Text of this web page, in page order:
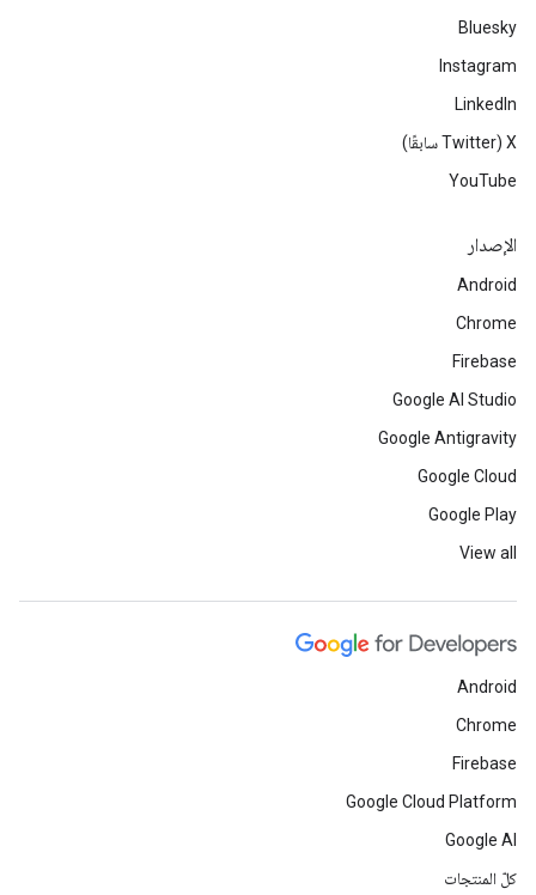
Bluesky
Instagram
LinkedIn
‫X ‏(Twitter سابقًا)
YouTube
الإصدار
Android
Chrome
Firebase
Google AI Studio
Google Antigravity
Google Cloud
Google Play
View all
Android
Chrome
Firebase
Google Cloud Platform
Google AI
كلّ المنتجات